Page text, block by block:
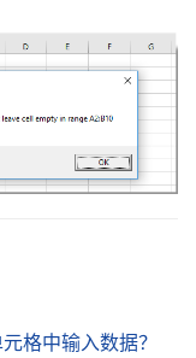
格中输入数据？